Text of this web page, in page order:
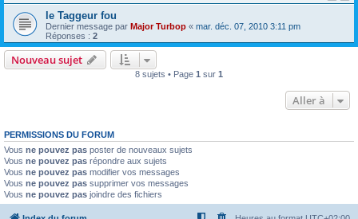
le Taggeur fou
Dernier message par Major Turbop « mar. déc. 07, 2010 3:11 pm
Réponses : 2
Nouveau sujet
8 sujets • Page 1 sur 1
Aller à
PERMISSIONS DU FORUM
Vous ne pouvez pas poster de nouveaux sujets
Vous ne pouvez pas répondre aux sujets
Vous ne pouvez pas modifier vos messages
Vous ne pouvez pas supprimer vos messages
Vous ne pouvez pas joindre des fichiers